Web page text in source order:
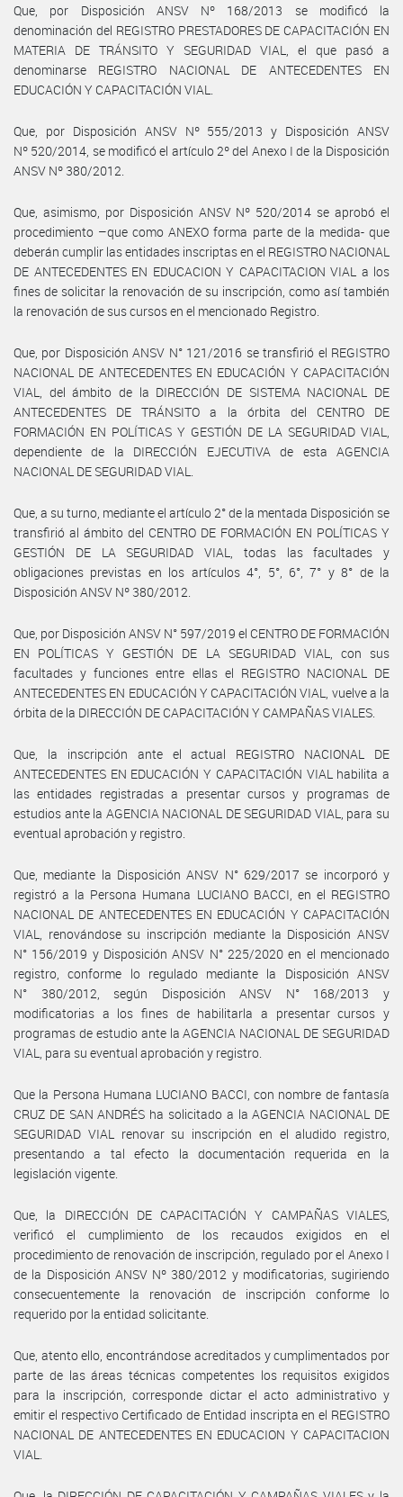
Que, por Disposición ANSV Nº 168/2013 se modificó la
denominación del REGISTRO PRESTADORES DE CAPACITACIÓN EN
MATERIA DE TRÁNSITO Y SEGURIDAD VIAL, el que pasó a
denominarse REGISTRO NACIONAL DE ANTECEDENTES EN
EDUCACIÓN Y CAPACITACIÓN VIAL.
Que, por Disposición ANSV Nº 555/2013 y Disposición ANSV
Nº 520/2014, se modificó el artículo 2º del Anexo I de la Disposición
ANSV Nº 380/2012.
Que, asimismo, por Disposición ANSV Nº 520/2014 se aprobó el
procedimiento –que como ANEXO forma parte de la medida- que
deberán cumplir las entidades inscriptas en el REGISTRO NACIONAL
DE ANTECEDENTES EN EDUCACION Y CAPACITACION VIAL a los
fines de solicitar la renovación de su inscripción, como así también
la renovación de sus cursos en el mencionado Registro.
Que, por Disposición ANSV N° 121/2016 se transfirió el REGISTRO
NACIONAL DE ANTECEDENTES EN EDUCACIÓN Y CAPACITACIÓN
VIAL, del ámbito de la DIRECCIÓN DE SISTEMA NACIONAL DE
ANTECEDENTES DE TRÁNSITO a la órbita del CENTRO DE
FORMACIÓN EN POLÍTICAS Y GESTIÓN DE LA SEGURIDAD VIAL,
dependiente de la DIRECCIÓN EJECUTIVA de esta AGENCIA
NACIONAL DE SEGURIDAD VIAL.
Que, a su turno, mediante el artículo 2° de la mentada Disposición se
transfirió al ámbito del CENTRO DE FORMACIÓN EN POLÍTICAS Y
GESTIÓN DE LA SEGURIDAD VIAL, todas las facultades y
obligaciones previstas en los artículos 4°, 5°, 6°, 7° y 8° de la
Disposición ANSV Nº 380/2012.
Que, por Disposición ANSV N° 597/2019 el CENTRO DE FORMACIÓN
EN POLÍTICAS Y GESTIÓN DE LA SEGURIDAD VIAL, con sus
facultades y funciones entre ellas el REGISTRO NACIONAL DE
ANTECEDENTES EN EDUCACIÓN Y CAPACITACIÓN VIAL, vuelve a la
órbita de la DIRECCIÓN DE CAPACITACIÓN Y CAMPAÑAS VIALES.
Que, la inscripción ante el actual REGISTRO NACIONAL DE
ANTECEDENTES EN EDUCACIÓN Y CAPACITACIÓN VIAL habilita a
las entidades registradas a presentar cursos y programas de
estudios ante la AGENCIA NACIONAL DE SEGURIDAD VIAL, para su
eventual aprobación y registro.
Que, mediante la Disposición ANSV N° 629/2017 se incorporó y
registró a la Persona Humana LUCIANO BACCI, en el REGISTRO
NACIONAL DE ANTECEDENTES EN EDUCACIÓN Y CAPACITACIÓN
VIAL, renovándose su inscripción mediante la Disposición ANSV
N° 156/2019 y Disposición ANSV N° 225/2020 en el mencionado
registro, conforme lo regulado mediante la Disposición ANSV
N° 380/2012, según Disposición ANSV N° 168/2013 y
modificatorias a los fines de habilitarla a presentar cursos y
programas de estudio ante la AGENCIA NACIONAL DE SEGURIDAD
VIAL, para su eventual aprobación y registro.
Que la Persona Humana LUCIANO BACCI, con nombre de fantasía
CRUZ DE SAN ANDRÉS ha solicitado a la AGENCIA NACIONAL DE
SEGURIDAD VIAL renovar su inscripción en el aludido registro,
presentando a tal efecto la documentación requerida en la
legislación vigente.
Que, la DIRECCIÓN DE CAPACITACIÓN Y CAMPAÑAS VIALES,
verificó el cumplimiento de los recaudos exigidos en el
procedimiento de renovación de inscripción, regulado por el Anexo I
de la Disposición ANSV Nº 380/2012 y modificatorias, sugiriendo
consecuentemente la renovación de inscripción conforme lo
requerido por la entidad solicitante.
Que, atento ello, encontrándose acreditados y cumplimentados por
parte de las áreas técnicas competentes los requisitos exigidos
para la inscripción, corresponde dictar el acto administrativo y
emitir el respectivo Certificado de Entidad inscripta en el REGISTRO
NACIONAL DE ANTECEDENTES EN EDUCACION Y CAPACITACION
VIAL.